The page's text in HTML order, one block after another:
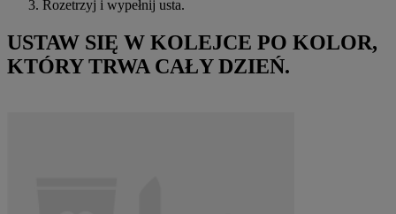
Rozetrzyj i wypełnij usta.
USTAW SIĘ W KOLEJCE PO KOLOR,
KTÓRY TRWA CAŁY DZIEŃ.